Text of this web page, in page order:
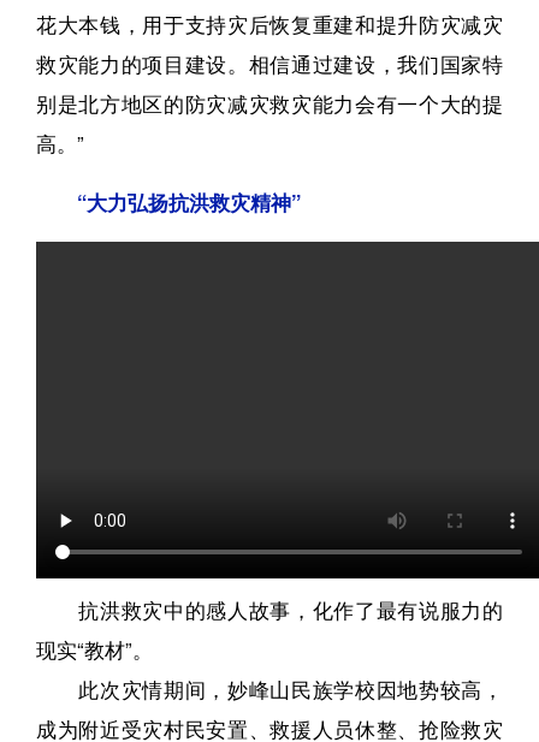
花大本钱，用于支持灾后恢复重建和提升防灾减灾
救灾能力的项目建设。相信通过建设，我们国家特
别是北方地区的防灾减灾救灾能力会有一个大的提
高。”
“大力弘扬抗洪救灾精神”
抗洪救灾中的感人故事，化作了最有说服力的
现实“教材”。
此次灾情期间，妙峰山民族学校因地势较高，
成为附近受灾村民安置、救援人员休整、抢险救灾